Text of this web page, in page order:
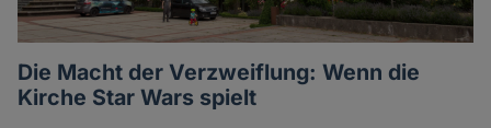
Die Macht der Verzweiflung: Wenn die
Kirche Star Wars spielt